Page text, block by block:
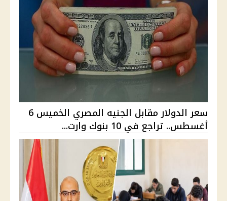
سعر الدولار مقابل الجنيه المصري الخميس 6
أغسطس.. تراجع في 10 بنوك وارت...